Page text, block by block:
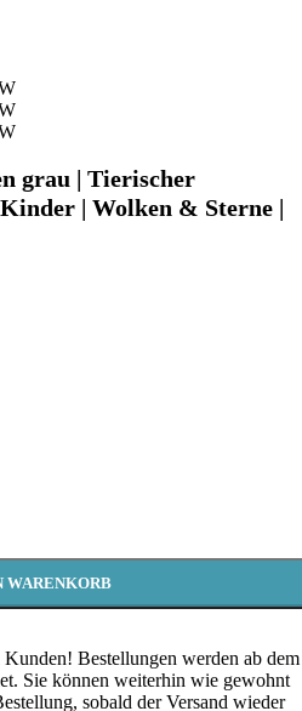
grau | Tierischer
| Wolken & Sterne |
Druckstoff für Baby &
WARENKORB
Kunden! Bestellungen werden ab dem
Sie können weiterhin wie gewohnt
sobald der Versand wieder